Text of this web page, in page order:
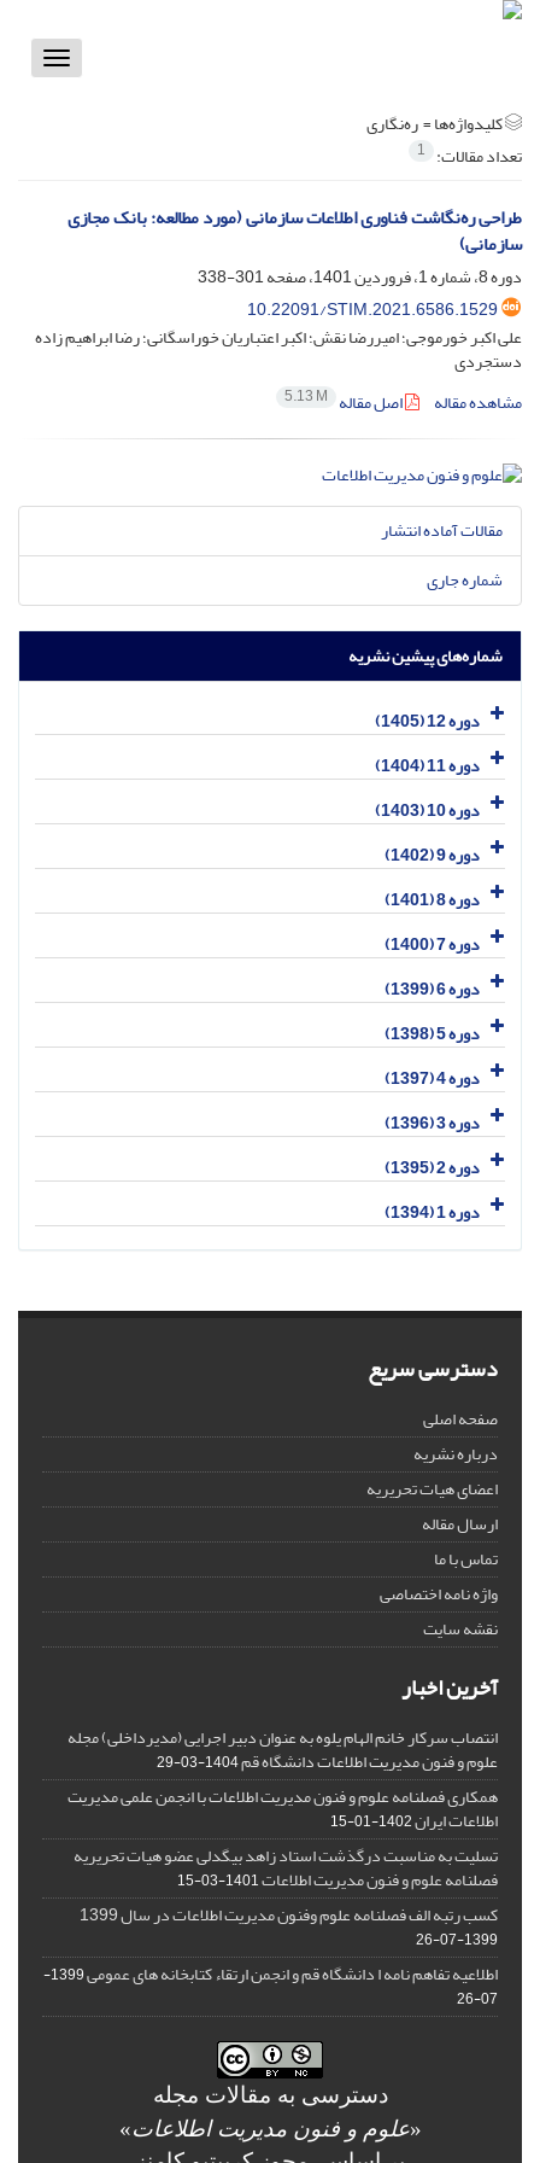
Toggle
کلیدواژه‌ها =ره‌‌نگاری
تعداد مقالات: 1
طراحی ره‌‌نگاشت فناوری اطلاعات سازمانی (مورد مطالعه: بانک مجازی
سازمانی)
دوره 8، شماره 1، فروردین 1401، صفحه
301-338
10.22091/STIM.2021.6586.1529
علی اکبر خورموجی؛ امیررضا نقش؛ اکبر اعتباریان خوراسگانی؛ رضا ابراهیم زاده
دستجردی
مشاهده مقاله
اصل مقاله 5.13 M
مقالات آماده انتشار
شماره جاری
شماره‌های پیشین نشریه
دوره 12 (1405)
دوره 11 (1404)
دوره 10 (1403)
دوره 9 (1402)
دوره 8 (1401)
دوره 7 (1400)
دوره 6 (1399)
دوره 5 (1398)
دوره 4 (1397)
دوره 3 (1396)
دوره 2 (1395)
دوره 1 (1394)
دسترسی سریع
صفحه اصلی
درباره نشریه
اعضای هیات تحریریه
ارسال مقاله
تماس با ما
واژه نامه اختصاصی
نقشه سایت
آخرین اخبار
انتصاب سرکار خانم الهام یلوه به عنوان دبیر اجرایی (مدیرداخلی) مجله
علوم و فنون مدیریت اطلاعات دانشگاه قم1404-03-29
همکاری فصلنامه علوم و فنون مدیریت اطلاعات با انجمن علمی مدیریت
اطلاعات ایران1402-01-15
تسلیت به مناسبت درگذشت استاد زاهد بیگدلی عضو هیات تحریریه
فصلنامه علوم و فنون مدیریت اطلاعات1401-03-15
کسب رتبه الف فصلنامه علوم وفنون مدیریت اطلاعات در سال 1399
1399-07-26
اطلاعیه تفاهم نامه ا دانشگاه قم و انجمن ارتقاء کتابخانه های عمومی
1399-
07-26
دسترسی به مقالات مجله
«علوم و فنون مدیریت اطلاعات»